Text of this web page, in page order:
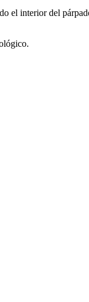
el interior del